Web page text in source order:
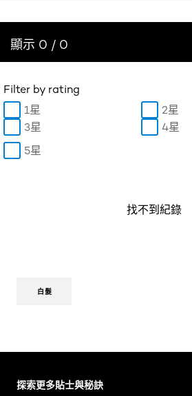
顯示 0 / 0
Filter by rating
1星
2星
3星
4星
5星
找不到紀錄
白髮
探索更多貼士與秘訣